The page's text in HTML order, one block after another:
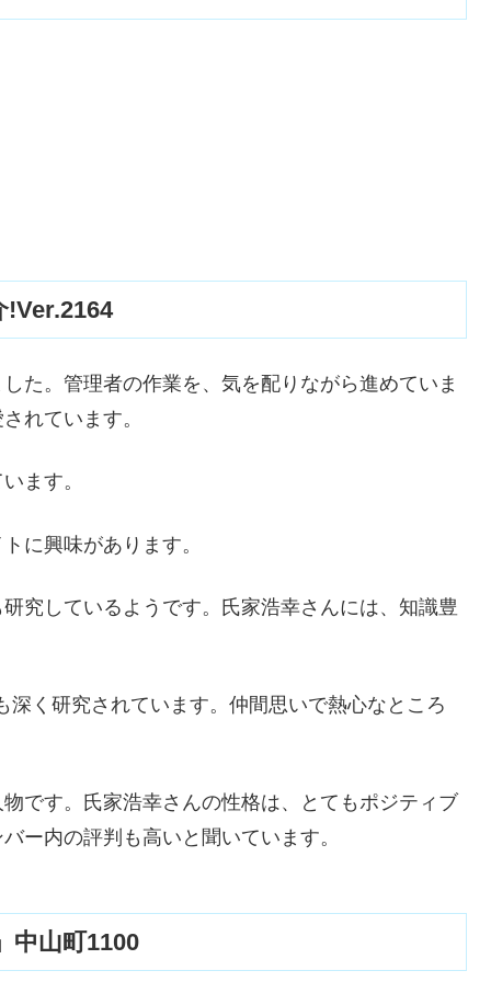
!Ver.2164
た。管理者の作業を、気を配りながら進めていま
れています。
ます。
に興味があります。
究しているようです。氏家浩幸さんには、知識豊
く研究されています。仲間思いで熱心なところ
です。氏家浩幸さんの性格は、とてもポジティブ
ー内の評判も高いと聞いています。
中山町1100